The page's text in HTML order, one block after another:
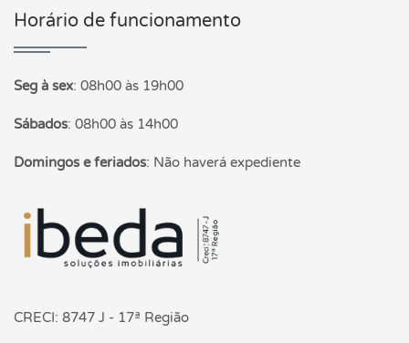
Horário de funcionamento
Seg à sex: 08h00 às 19h00
Sábados: 08h00 às 14h00
Domingos e feriados: Não haverá expediente
Página inicial
CRECI: 8747 J - 17ª Região